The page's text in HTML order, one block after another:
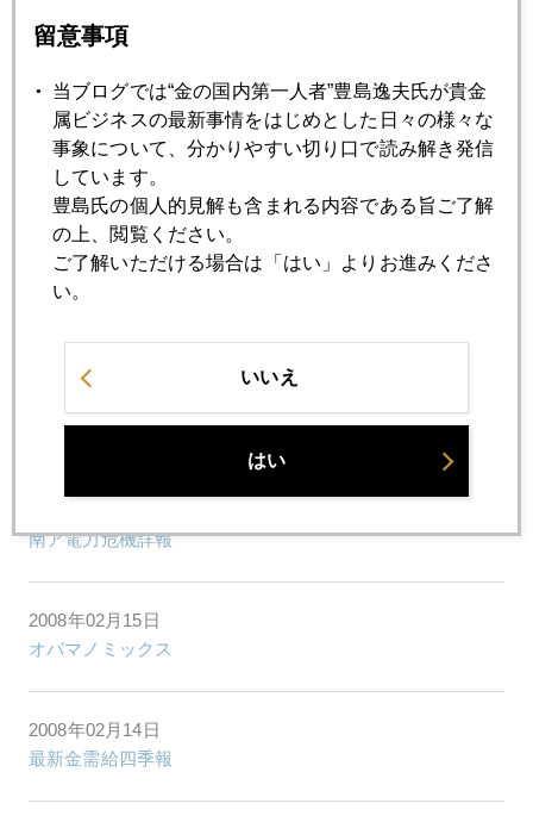
初心者向け"サブプライムをお宝鑑定団に出したら？"
2008年02月21日
金９４５ドル 新高値更新
2008年02月20日
小麦、鉄鉱石、そして石炭までも
南ア電力危機詳報
2008年02月15日
オバマノミックス
2008年02月14日
最新金需給四季報
留意事項
当ブログでは“金の国内第一人者”豊島逸夫氏が貴金
属ビジネスの最新事情をはじめとした日々の様々な
事象について、分かりやすい切り口で読み解き発信
しています。
豊島氏の個人的見解も含まれる内容である旨ご了解
の上、閲覧ください。
ご了解いただける場合は「はい」よりお進みくださ
い。
いいえ
はい